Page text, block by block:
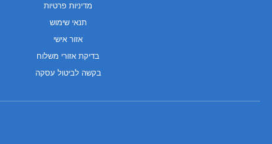
מדיניות פרטיות
תנאי שימוש
אזור אישי
בדיקת אזורי משלוח
בקשה לביטול עסקה